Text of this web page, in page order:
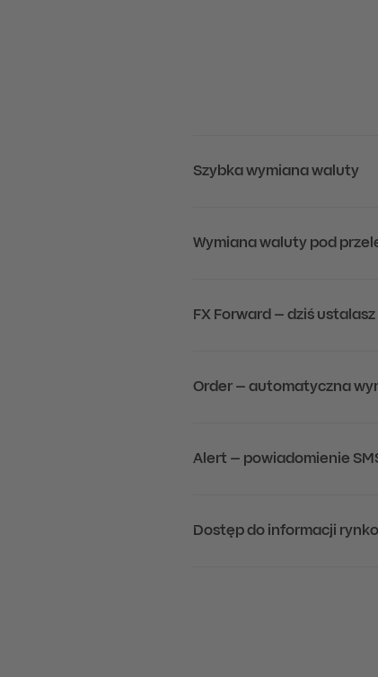
Szybka wymiana waluty
Wymiana waluty pod
FX Forward – dziś
Order – automatyczna
Alert – powiadomienie
Dostęp do informacji